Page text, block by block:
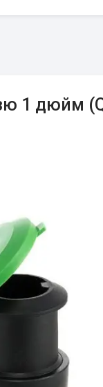
1 дюйм